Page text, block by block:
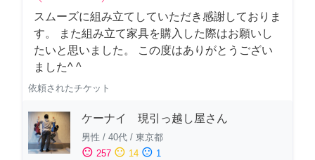
スムーズに組み立てしていただき感謝しておりま
す。 また組み立て家具を購入した際はお願いし
たいと思いました。 この度はありがとうござい
ました^ ^
依頼されたチケット
ケーナイ 現引っ越し屋さん
男性 / 40代 / 東京都
sentiment_satisfied 257 sentiment_neutral 14 sentiment_dissatisfied 1